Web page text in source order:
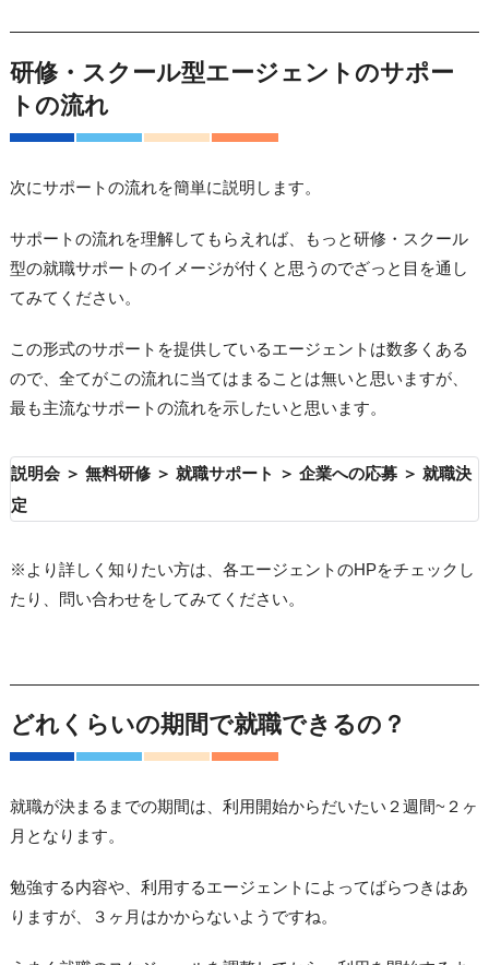
研修・スクール型エージェントのサポー
トの流れ
次にサポートの流れを簡単に説明します。
サポートの流れを理解してもらえれば、もっと研修・スクール
型の就職サポートのイメージが付くと思うのでざっと目を通し
てみてください。
この形式のサポートを提供しているエージェントは数多くある
ので、全てがこの流れに当てはまることは無いと思いますが、
最も主流なサポートの流れを示したいと思います。
説明会 ＞ 無料研修 ＞ 就職サポート ＞ 企業への応募 ＞ 就職決
定
※より詳しく知りたい方は、各エージェントのHPをチェックし
たり、問い合わせをしてみてください。
どれくらいの期間で就職できるの？
就職が決まるまでの期間は、利用開始からだいたい２週間~２ヶ
月となります。
勉強する内容や、利用するエージェントによってばらつきはあ
りますが、３ヶ月はかからないようですね。